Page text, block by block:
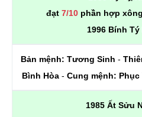
đạt 7/10phần hợp
1996 Bính Tý
Bản mệnh: Tương Sinh -
Bình Hòa - Cung mệnh: Phục
1985 Ất Sửu